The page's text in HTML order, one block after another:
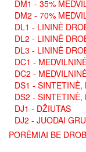
DM1 - 35%
DM2 - 70%
DL1 - LININĖ
DL2 - LININĖ
DL3 - LININĖ
DC1 -
DC2 -
DS1 - SINTETINĖ,
DS2 - SINTETINĖ,
DJ1 - DŽIUTAS
DJ2 - JUODAI
PORĖMIAI BE